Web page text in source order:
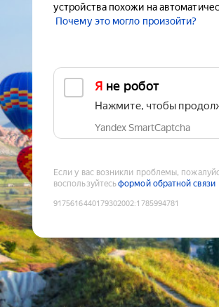
устройства похожи на
Почему это могло произойти?
Я не робот
Нажмите, чтобы
Yandex SmartCaptcha
Если у вас возникли проблемы,
воспользуйтесьформой обратной связи
9175616440179302002:1785994781